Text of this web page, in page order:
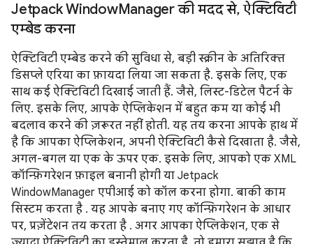
Jetpack WindowManager की मदद से,ऐक्टिविटी
एम्बेड करना
ऐक्टिविटी एम्बेड करने की सुविधा से, बड़ी स्क्रीन के अतिरिक्त
डिसप्ले एरिया का फ़ायदा लिया जा सकता है. इसके लिए, एक
साथ कई ऐक्टिविटी दिखाई जाती हैं. जैसे, लिस्ट-डिटेल पैटर्न के
लिए. इसके लिए, आपके ऐप्लिकेशन में बहुत कम या कोई भी
बदलाव करने की ज़रूरत नहीं होती. यह तय करना आपके हाथ में
है कि आपका ऐप्लिकेशन, अपनी ऐक्टिविटी कैसे दिखाता है. जैसे,
अगल-बगल या एक के ऊपर एक. इसके लिए, आपको एक XML
कॉन्फ़िगरेशन फ़ाइल बनानी होगी या Jetpack
WindowManager एपीआई को कॉल करना होगा. बाकी काम
सिस्टम करता है . यह आपके बनाए गए कॉन्फ़िगरेशन के आधार
पर, प्रज़ेंटेशन तय करता है . अगर आपका ऐप्लिकेशन, एक से